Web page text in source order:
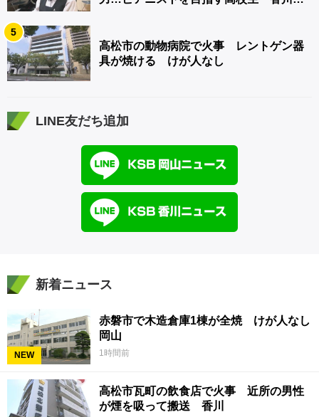
5
高松市の動物病院で火事 レントゲン器
具が焼ける けが人なし
LINE友だち追加
新着ニュース
NEW
赤磐市で木造倉庫1棟が全焼 けが人なし
岡山
1時間前
高松市瓦町の飲食店で火事 近所の男性
が煙を吸って搬送 香川